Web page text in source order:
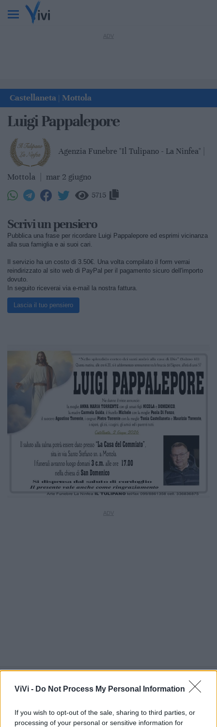
ViVi - Do Not Process My Personal Information
If you wish to opt-out of the sale, sharing to third parties, or
processing of your personal or sensitive information for
Castellaneta Mottola
Luigi Pappalepore
Agenzia Funebre "Il Tulipano - La Ninfea" |
Mottola mar 2 giugno
5715
Scrivi un pensiero
Pubblica una frase per ricordare Luigi Pappalepore ed esprimi vicinanza
alla sua famiglia e ai suoi cari.
Il servizio ha un costo di 3.50€. Una volta compilato il form verrai
reindirizzato al sito web di PayPal per il pagamento sicuro dell'importo
dovuto.
In seguito riceverai via e-mail la nostra fattura.
Lascia il tuo pensiero
Mondo CIA